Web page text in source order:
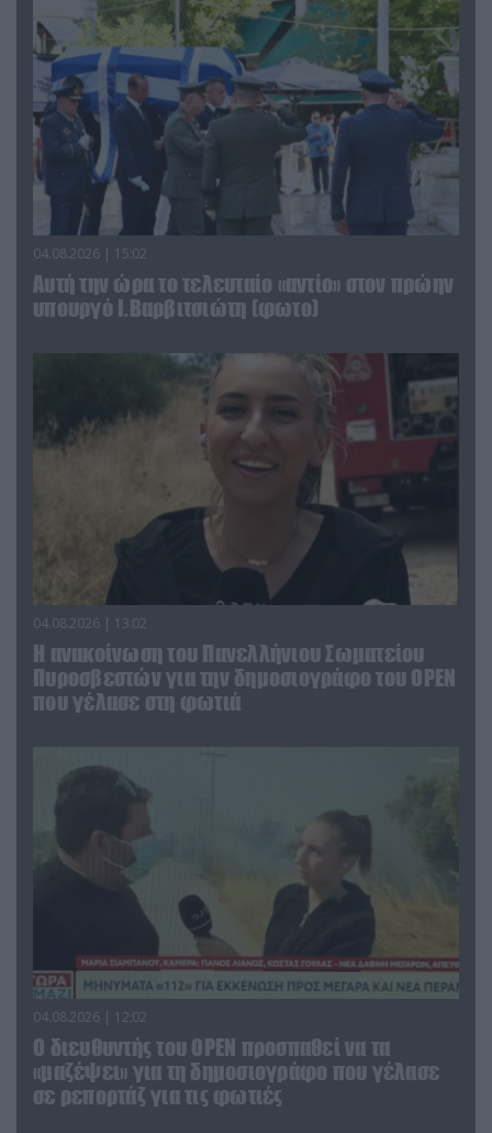
04.08.2026 | 15:02
Αυτή την ώρα το τελευταίο «αντίο» στον πρώην
υπουργό Ι.Βαρβιτσιώτη (φωτο)
04.08.2026 | 13:02
Η ανακοίνωση του Πανελλήνιου Σωματείου
Πυροσβεστών για την δημοσιογράφο του OPEN
που γέλασε στη φωτιά
04.08.2026 | 12:02
O διευθυντής του OPEN προσπαθεί να τα
«μαζέψει» για τη δημοσιογράφο που γέλασε
σε ρεπορτάζ για τις φωτιές